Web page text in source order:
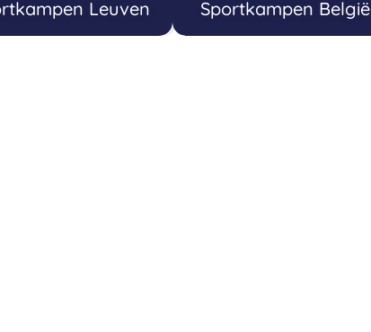
Leuven Sportkampen België